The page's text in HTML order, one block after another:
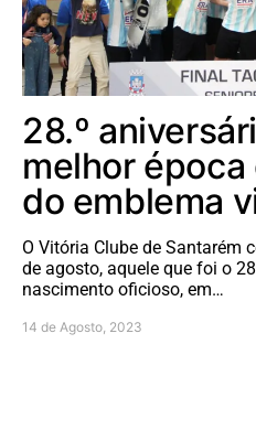
28.º
melhor
do emblema
O Vitória Clube de Santarém
de agosto, aquele que foi o
nascimento oficioso, em…
14 de Agosto, 2023